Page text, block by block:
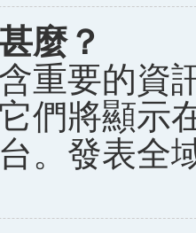
麼？
重要的資
們將顯示
。發表全